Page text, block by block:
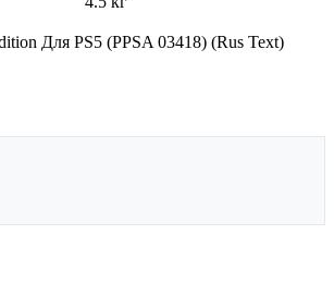
Для PS5 (PPSA 03418) (Rus Text)